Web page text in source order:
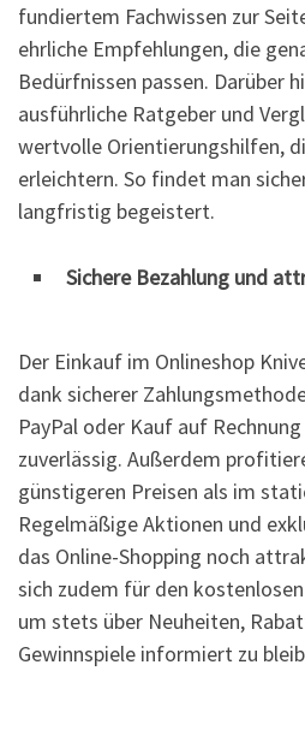
fundiertem Fachwissen zur
ehrliche Empfehlungen, die
Bedürfnissen passen. Darüber
ausführliche Ratgeber und
wertvolle Orientierungshilfen,
erleichtern. So findet man
langfristig begeistert.
Sichere Bezahlung und
Der Einkauf im Onlineshop
dank sicherer
PayPal oder Kauf auf
zuverlässig. Außerdem
günstigeren Preisen als im
Regelmäßige Aktionen und
das Online-Shopping noch
sich zudem für den
um stets über Neuheiten,
Gewinnspiele informiert zu